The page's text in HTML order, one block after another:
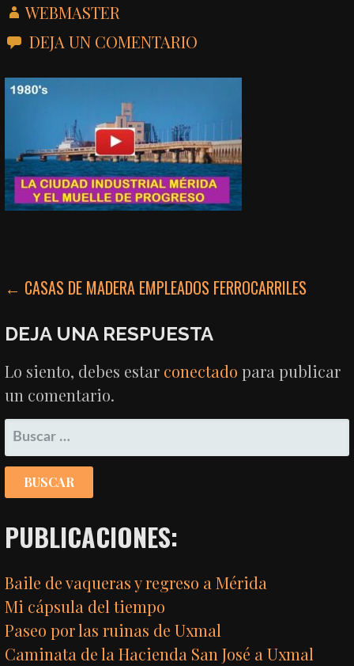
WEBMASTER
DEJA UN COMENTARIO
NAVEGACIÓN
DE
ENTRADAS
← CASAS DE MADERA EMPLEADOS FERROCARRILES
DEJA UNA RESPUESTA
Lo siento, debes estar conectado para publicar
un comentario.
BUSCAR:
PUBLICACIONES:
Baile de vaqueras y regreso a Mérida
Mi cápsula del tiempo
Paseo por las ruinas de Uxmal
Caminata de la Hacienda San José a Uxmal